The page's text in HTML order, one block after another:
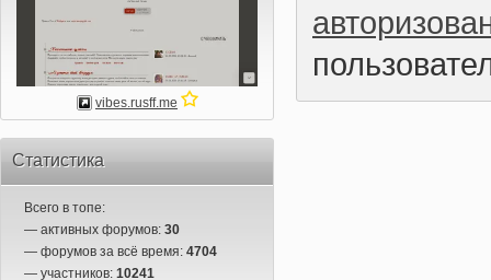
vibes.rusff.me
Статистика
Всего в топе:
— активных форумов: 30
— форумов за всё время: 4704
— участников: 10241